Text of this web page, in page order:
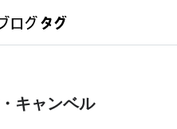
キャンベル